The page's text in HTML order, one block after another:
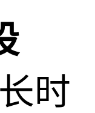
时